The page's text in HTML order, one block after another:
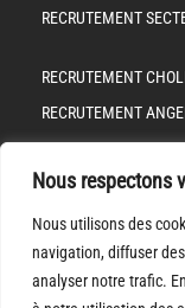
Nous respectons
Nous utilisons des
navigation, diffuser
analyser notre trafic.
RECRUTEMENT
RECRUTEMENT
RECRUTEMENT
RECRUTEMENT LES
RECRUTEMENT
MENTIONS LÉGALES
POLITIQUE DE